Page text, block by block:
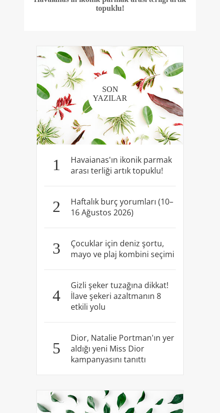
topuklu!
SON
YAZILAR
1
Havaianas'ın ikonik parmak
arası terliği artık topuklu!
2
Haftalık burç yorumları (10–
16 Ağustos 2026)
3
Çocuklar için deniz şortu,
mayo ve plaj kombini seçimi
4
Gizli şeker tuzağına dikkat!
İlave şekeri azaltmanın 8
etkili yolu
5
Dior, Natalie Portman'ın yer
aldığı yeni Miss Dior
kampanyasını tanıttı